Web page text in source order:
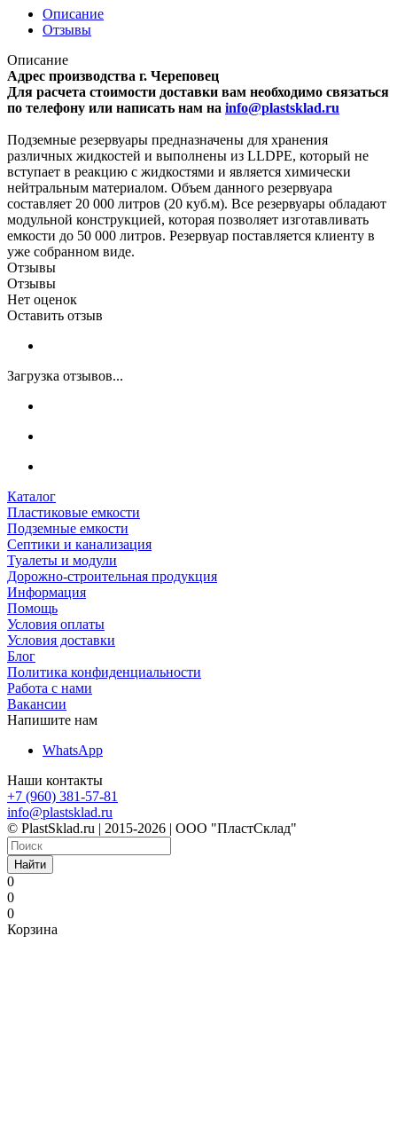
Описание
Отзывы
Описание
Адрес производства г. Череповец
Для расчета стоимости доставки вам необходимо связаться
по телефону или написать нам на info@plastsklad.ru
Подземные резервуары предназначены для хранения
различных жидкостей и выполнены из LLDPE, который не
вступает в реакцию с жидкостями и является химически
нейтральным материалом. Объем данного резервуара
составляет 20 000 литров (20 куб.м). Все резервуары обладают
модульной конструкцией, которая позволяет изготавливать
емкости до 50 000 литров. Резервуар поставляется клиенту в
уже собранном виде.
Отзывы
Отзывы
Нет оценок
Оставить отзыв
Загрузка отзывов...
Каталог
Пластиковые емкости
Подземные емкости
Септики и канализация
Туалеты и модули
Дорожно-строительная продукция
Информация
Помощь
Условия оплаты
Условия доставки
Блог
Политика конфиденциальности
Работа с нами
Вакансии
Напишите нам
WhatsApp
Наши контакты
+7 (960) 381-57-81
info@plastsklad.ru
© PlastSklad.ru | 2015-2026 | ООО "ПластСклад"
Найти
0
0
0
Корзина